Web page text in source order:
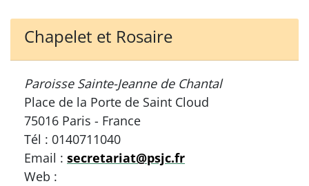
Chapelet et Rosaire
Paroisse Sainte-Jeanne de Chantal
Place de la Porte de Saint Cloud
75016 Paris - France
Tél : 0140711040
Email : secretariat@psjc.fr
Web :